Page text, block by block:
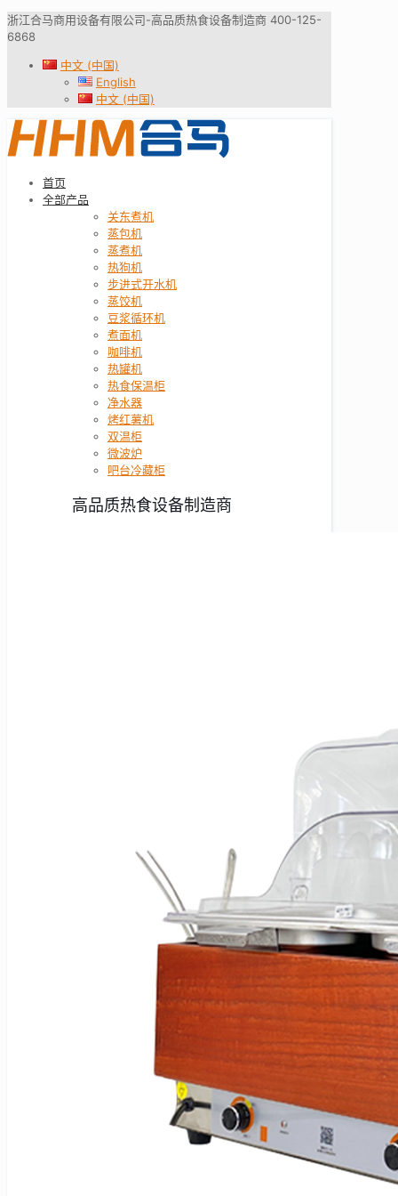
浙江合马商用设备有限公司-高品质热食设备制造商 400-125-
6868
中文 (中国)
English
中文 (中国)
首页
全部产品
关东煮机
蒸包机
蒸煮机
热狗机
步进式开水机
蒸饺机
豆浆循环机
煮面机
咖啡机
热罐机
热食保温柜
净水器
烤红薯机
双温柜
微波炉
吧台冷藏柜
高品质热食设备制造商